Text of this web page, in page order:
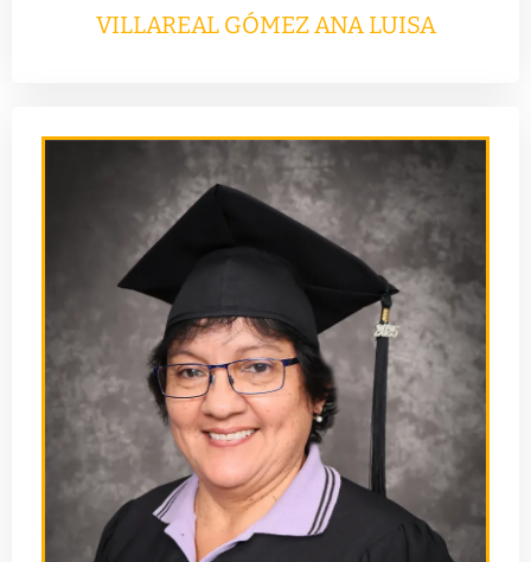
VILLAREAL GÓMEZ ANA LUISA